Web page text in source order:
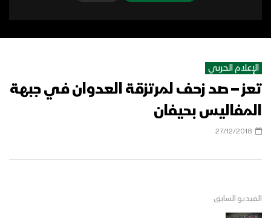
الإعلام الحربي
تعز – صد زحف لمرتزقة العدوان في جبهة
المفاليس بحيفان
27/12/2018
الفيديو السابق